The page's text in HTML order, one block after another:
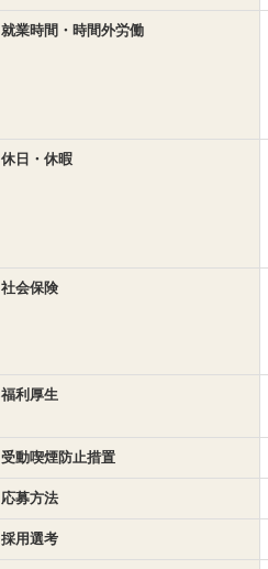
就業時間・時間外労働
休日・休暇
社会保険
福利厚生
受動喫煙防止措置
応募方法
採用選考